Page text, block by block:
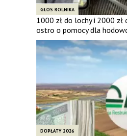
GŁOS ROLNIKA
1000 zł do lochy i 2000 zł
ostro o pomocy dla
DOPŁATY 2026